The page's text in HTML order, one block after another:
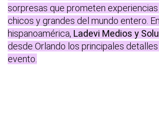
sorpresas que prometen
chicos y grandes del mundo entero.
hispanoamérica, Ladevi Medios y
desde Orlando los principales
evento.